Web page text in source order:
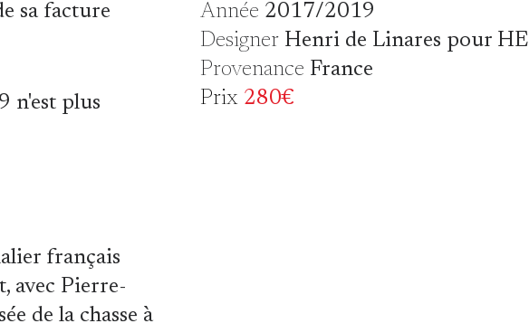
sa facture
n'est plus
français
avec Pierre-
de la chasse à
Année 2017/2019
DesignerHenri de Linares pour
Provenance France
Prix 280€